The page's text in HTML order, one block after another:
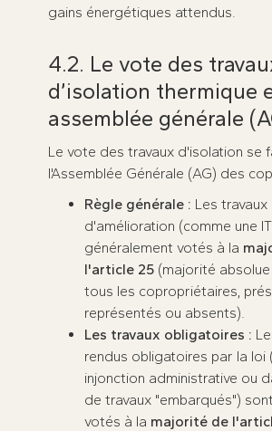
gains énergétiques attendus.
4.2. Le vote des
d’isolation thermique
assemblée générale
Le vote des travaux d'isolation se
l'Assemblée Générale (AG) des
Règle générale : Les travaux
d'amélioration (comme une
généralement votés à la
l'article 25(majorité
tous les copropriétaires,
représentés ou absents).
Les travaux obligatoires :
rendus obligatoires par la loi
injonction administrative ou
de travaux "embarqués")
votés à la majorité de